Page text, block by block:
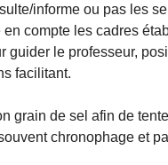
informe ou pas les
compte les cadres
guider le professeur,
facilitant.
grain de sel afin de
chronophage et